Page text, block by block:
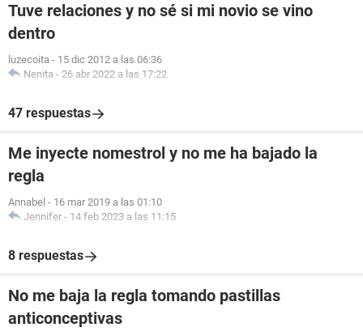
Tuve relaciones y no sé si mi novio se vino
dentro
luzecoita - 15 dic 2012 a las 06:36
Nenita - 26 abr 2022 a las 17:22
47 respuestas
Me inyecte nomestrol y no me ha bajado la
regla
Annabel - 16 mar 2019 a las 01:10
Jennifer - 14 feb 2023 a las 11:15
8 respuestas
No me baja la regla tomando pastillas
anticonceptivas